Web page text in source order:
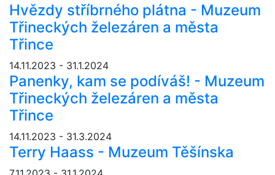
Hvězdy stříbrného plátna - Muzeum
Třineckých železáren a města
Třince
14.11.2023 - 31.1.2024
Panenky, kam se podíváš! - Muzeum
Třineckých železáren a města
Třince
14.11.2023 - 31.3.2024
Terry Haass - Muzeum Těšínska